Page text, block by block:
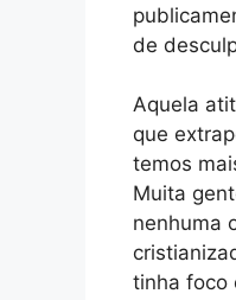
de
Aquela
que
temos
Muita
nenhuma
tinha foco